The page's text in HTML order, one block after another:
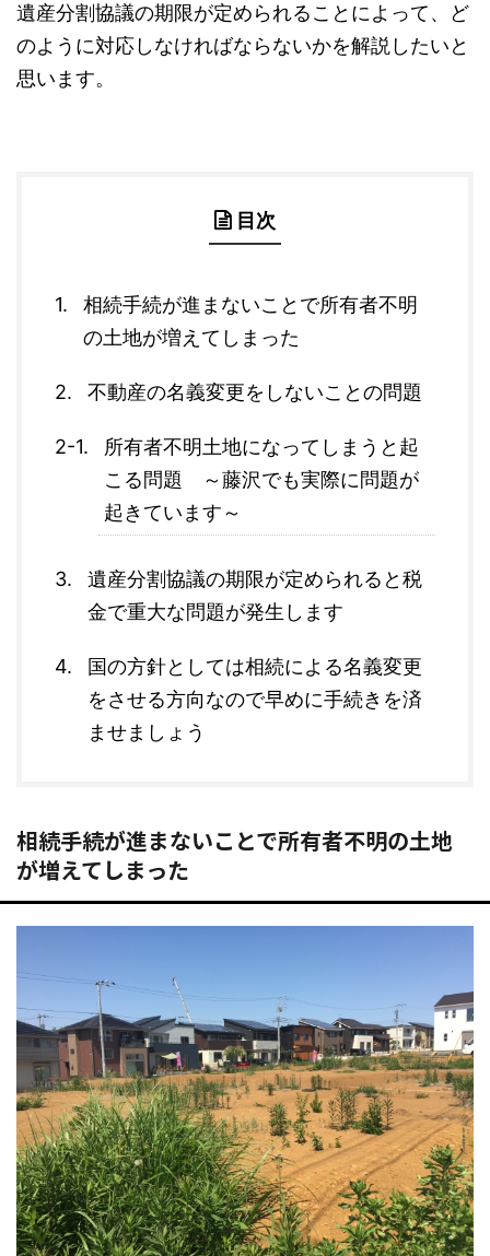
遺産分割協議の期限が定められることによって、ど
のように対応しなければならないかを解説したいと
思います。
目次
相続手続が進まないことで所有者不明
の土地が増えてしまった
不動産の名義変更をしないことの問題
所有者不明土地になってしまうと起
こる問題 ～藤沢でも実際に問題が
起きています～
遺産分割協議の期限が定められると税
金で重大な問題が発生します
国の方針としては相続による名義変更
をさせる方向なので早めに手続きを済
ませましょう
相続手続が進まないことで所有者不明の土地
が増えてしまった